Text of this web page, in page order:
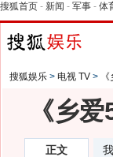
搜狐首页 - 新闻 - 军事 - 体
搜狐娱乐 > 电视 TV >
《乡
正文